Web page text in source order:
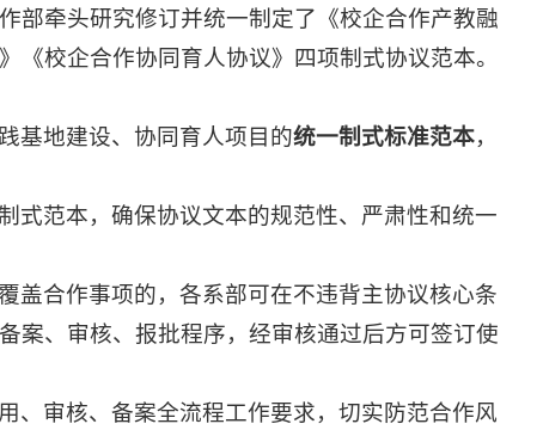
部牵头研究修订并统一制定了《校企合作产教融
校企合作协同育人协议》四项制式协议范本。
基地建设、协同育人项目的统一制式标准范本，
式范本，确保协议文本的规范性、严肃性和统一
盖合作事项的，各系部可在不违背主协议核心条
案、审核、报批程序，经审核通过后方可签订使
、审核、备案全流程工作要求，切实防范合作风